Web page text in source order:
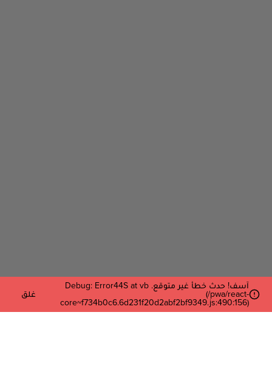
آسف! حدث خطأ غير متوقع. Debug: Error44S at vb
(/pwa/react-
core~f734b0c6.6d231f20d2abf2bf9349.js:490:156)
غلق